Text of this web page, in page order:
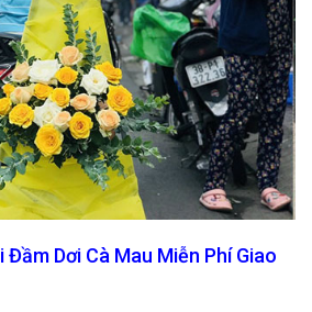
Dơi Cà Mau Miễn Phí Giao